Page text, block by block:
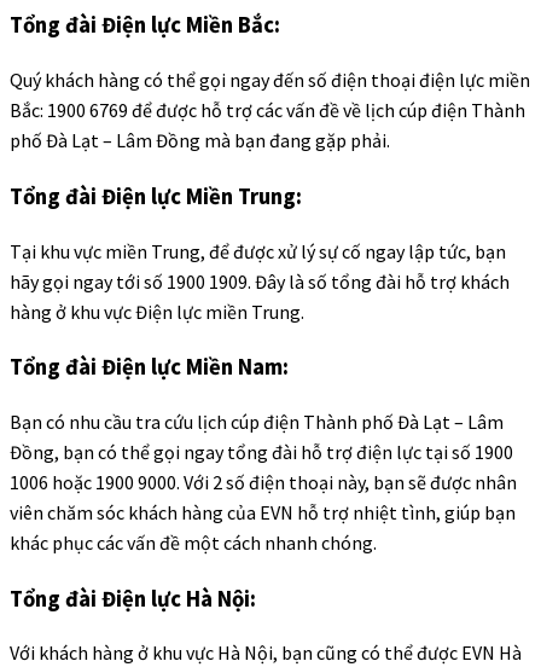
Tổng đài Điện lực Miền Bắc:
Quý khách hàng có thể gọi ngay đến số điện thoại điện lực miền
Bắc: 1900 6769 để được hỗ trợ các vấn đề về lịch cúp điện Thành
phố Đà Lạt – Lâm Đồng mà bạn đang gặp phải.
Tổng đài Điện lực Miền Trung:
Tại khu vực miền Trung, để được xử lý sự cố ngay lập tức, bạn
hãy gọi ngay tới số 1900 1909. Đây là số tổng đài hỗ trợ khách
hàng ở khu vực Điện lực miền Trung.
Tổng đài Điện lực Miền Nam:
Bạn có nhu cầu tra cứu lịch cúp điện Thành phố Đà Lạt – Lâm
Đồng, bạn có thể gọi ngay tổng đài hỗ trợ điện lực tại số 1900
1006 hoặc 1900 9000. Với 2 số điện thoại này, bạn sẽ được nhân
viên chăm sóc khách hàng của EVN hỗ trợ nhiệt tình, giúp bạn
khác phục các vấn đề một cách nhanh chóng.
Tổng đài Điện lực Hà Nội:
Với khách hàng ở khu vực Hà Nội, bạn cũng có thể được EVN Hà